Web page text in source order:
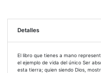
Detalles
El libro que tienes a mano
el ejemplo de vida del único Ser
esta tierra; quien siendo Dios,